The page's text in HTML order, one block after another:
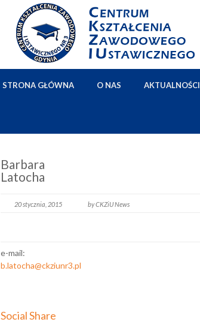
STRONA GŁÓWNA O NAS AKTUALNOŚCI
Barbara
Latocha
20 stycznia, 2015 by CKZiU News
e-mail:
b.latocha@ckziunr3.pl
Social Share